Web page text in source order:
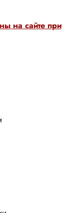
на сайте при